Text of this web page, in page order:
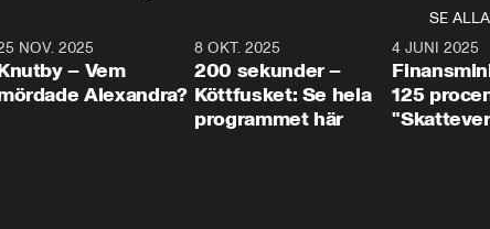
SE ALLA
31:05
NOV. 2025
– Vem
Alexandra?
4:29
8 OKT. 2025
200 sekunder –
Köttfusket: Se hela
programmet här
4 JUNI 2025
125